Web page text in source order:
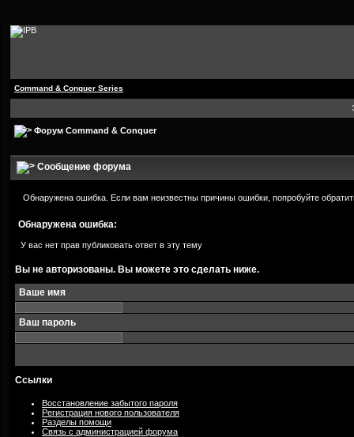
Command & Conquer Series
Форум Command & Conquer
Сообщение форума
Обнаружена ошибка. Если вам неизвестны причины ошибки, попробуйте
Обнаружена ошибка:
У вас нет прав публиковать ответ в эту тему
Вы не авторизованы. Вы можете это сделать ниже.
Ваше имя
Ваш пароль
Ссылки
Восстановление забытого пароля
Регистрация нового пользователя
Разделы помощи
Связь с администрацией форума